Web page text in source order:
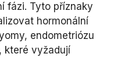
fázi. Tyto příznaky
hormonální
endometriózu
které vyžadují